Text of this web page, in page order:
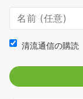
清流通信の購読